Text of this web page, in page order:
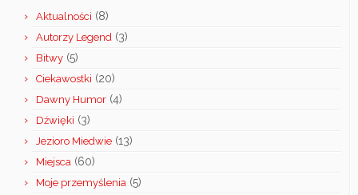
Aktualności (8)
Autorzy Legend (3)
Bitwy (5)
Ciekawostki (20)
Dawny Humor (4)
Dźwięki (3)
Jezioro Miedwie (13)
Miejsca (60)
Moje przemyślenia (5)